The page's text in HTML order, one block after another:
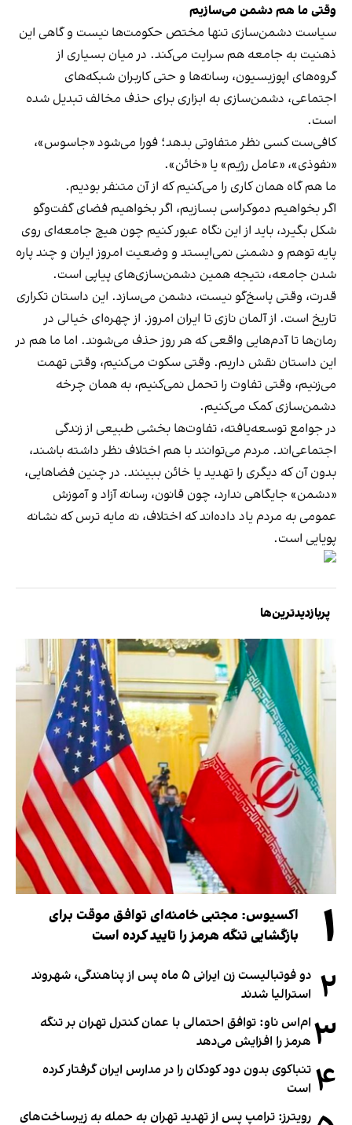
وقتی ما هم دشمن می‌سازیم
سیاست دشمن‌سازی تنها مختص حکومت‌ها نیست و گاهی این
ذهنیت به جامعه هم سرایت می‌کند. در میان بسیاری از
گروه‌های اپوزیسیون، رسانه‌ها و حتی کاربران شبکه‌های
اجتماعی، دشمن‌سازی به ابزاری برای حذف مخالف تبدیل شده
است.
کافی‌ست کسی نظر متفاوتی بدهد؛ فورا می‌شود «جاسوس»،
«نفوذی»، «عامل رژیم» یا «خائن».
ما هم گاه همان کاری را می‌کنیم که از آن متنفر بودیم.
اگر بخواهیم دموکراسی بسازیم، اگر بخواهیم فضای گفت‌وگو
شکل بگیرد، باید از این نگاه عبور کنیم چون هیچ جامعه‌ای روی
پایه‌ توهم و دشمنی نمی‌ایستد و وضعیت امروز ایران و چند پاره
شدن جامعه، نتیجه همین دشمن‌سازی‌های پیاپی است.
قدرت، وقتی پاسخ‌گو نیست، دشمن می‌سازد. این داستان تکراری
تاریخ است. از آلمان نازی تا ایران امروز. از چهره‌ای خیالی در
رمان‌ها تا آدم‌هایی واقعی که هر روز حذف می‌شوند. اما ما هم در
این داستان نقش داریم. وقتی سکوت می‌کنیم، وقتی تهمت
می‌زنیم، وقتی تفاوت را تحمل نمی‌کنیم، به همان چرخه‌
دشمن‌سازی کمک می‌کنیم.
در جوامع توسعه‌یافته، تفاوت‌ها بخشی طبیعی از زندگی
اجتماعی‌اند. مردم می‌توانند با هم اختلاف نظر داشته باشند،
بدون آن که دیگری را تهدید یا خائن ببینند. در چنین فضاهایی،
«دشمن» جایگاهی ندارد، چون قانون، رسانه آزاد و آموزش
عمومی به مردم یاد داده‌اند که اختلاف، نه مایه‌ ترس که نشانه‌
پویایی است.
پربازدیدترین‌ها
۱
اکسیوس: مجتبی خامنه‌ای توافق موقت برای
بازگشایی تنگه هرمز را تایید کرده است
۲
دو فوتبالیست زن ایرانی ۵ ماه پس از پناهندگی، شهروند
استرالیا شدند
۳ ام‌اس ناو: توافق احتمالی با عمان کنترل تهران بر تنگه
هرمز را افزایش می‌دهد
۴ تنباکوی بدون دود کودکان را در مدارس ایران گرفتار کرده
است
رویترز: ترامپ پس از تهدید تهران به حمله به زیرساخت‌های